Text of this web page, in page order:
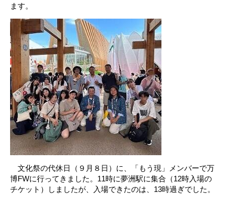
ます。
文化祭の代休日（９月８日）に、「もう現」メンバーで万
博FWに行ってきました。11時に夢洲駅に集合（12時入場の
チケット）しましたが、入場できたのは、13時過ぎでした。